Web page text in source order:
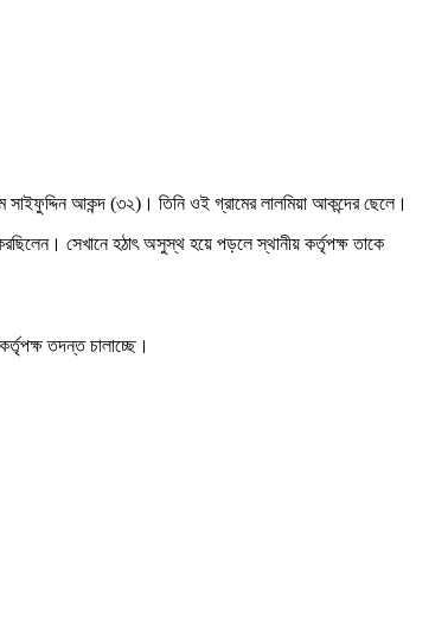
সাইফুদ্দিন আকন্দ (৩২)। তিনি ওই গ্রামের লালমিয়া আকন্দের ছেলে।
সেখানে হঠাৎ অসুস্থ হয়ে পড়লে স্থানীয় কর্তৃপক্ষ তাকে
তদন্ত চালাচ্ছে।